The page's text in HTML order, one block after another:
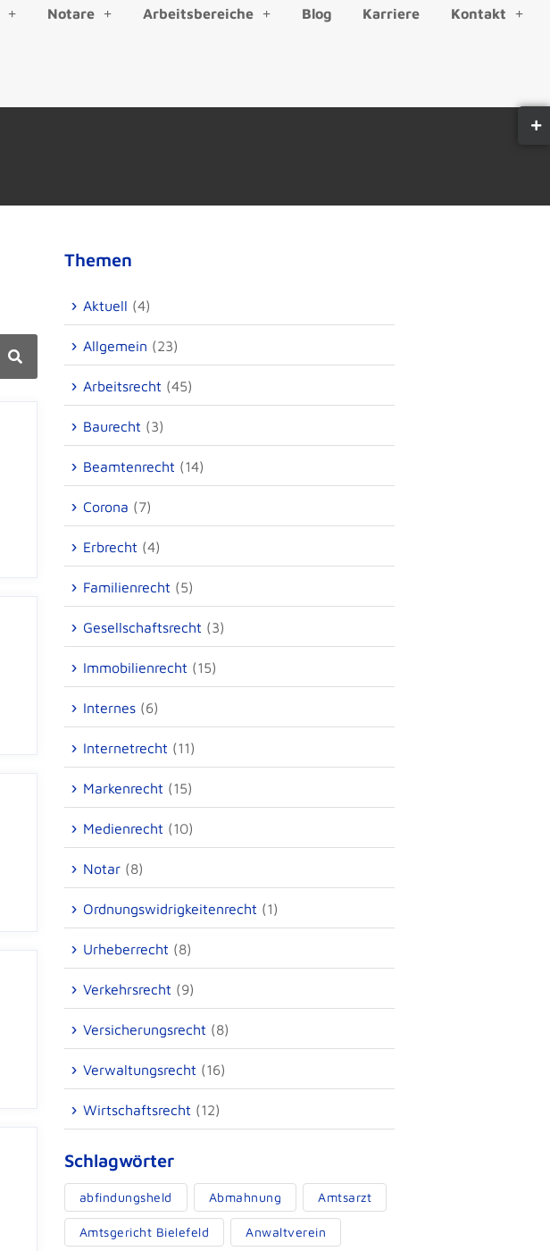
Notare Arbeitsbereiche Blog Karriere Kontakt
Themen
Aktuell (4)
Allgemein (23)
Arbeitsrecht (45)
Baurecht (3)
Beamtenrecht (14)
Corona (7)
Erbrecht (4)
Familienrecht (5)
Gesellschaftsrecht (3)
Immobilienrecht (15)
Internes(6)
Internetrecht (11)
Markenrecht (15)
Medienrecht (10)
Notar(8)
Ordnungswidrigkeitenrecht (1)
Urheberrecht (8)
Verkehrsrecht (9)
Versicherungsrecht (8)
Verwaltungsrecht (16)
Wirtschaftsrecht (12)
Schlagwörter
abfindungsheld Abmahnung Amtsarzt
Amtsgericht Bielefeld Anwaltverein